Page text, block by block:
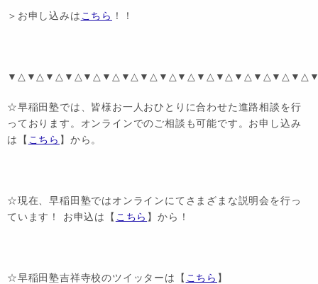
＞お申し込みは こちら ！！
☆早稲田塾では、皆様お一人おひとりに合わせた進路相談を行
っております。オンラインでのご相談も可能です。お申し込み
は【 こちら 】から。
☆現在、早稲田塾ではオンラインにてさまざまな説明会を行っ
ています！ お申込は【 こちら 】から！
☆早稲田塾吉祥寺校のツイッターは【 こちら 】